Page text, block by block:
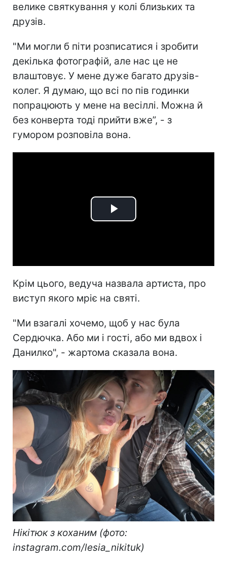
велике святкування у колі близьких та
друзів.
"Ми могли б піти розписатися і зробити
декілька фотографій, але нас це не
влаштовує. У мене дуже багато друзів-
колег. Я думаю, що всі по пів годинки
попрацюють у мене на весіллі. Можна й
без конверта тоді прийти вже”, - з
гумором розповіла вона.
Play
Крім цього, ведуча назвала артиста, про
виступ якого мріє на святі.
"Ми взагалі хочемо, щоб у нас була
Сердючка. Або ми і гості, або ми вдвох і
Данилко", - жартома сказала вона.
Нікітюк з коханим (фото:
instagram.com/lesia_nikituk)